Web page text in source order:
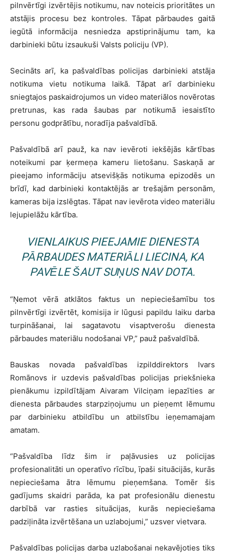
pilnvērtīgi izvērtējis notikumu, nav noteicis prioritātes un
atstājis procesu bez kontroles. Tāpat pārbaudes gaitā
iegūtā informācija nesniedza apstiprinājumu tam, ka
darbinieki būtu izsaukuši Valsts policiju (VP).
Secināts arī, ka pašvaldības policijas darbinieki atstāja
notikuma vietu notikuma laikā. Tāpat arī darbinieku
sniegtajos paskaidrojumos un video materiālos novērotas
pretrunas, kas rada šaubas par notikumā iesaistīto
personu godprātību, noradīja pašvaldībā.
Pašvaldībā arī pauž, ka nav ievēroti iekšējās kārtības
noteikumi par ķermeņa kameru lietošanu. Saskaņā ar
pieejamo informāciju atsevišķās notikuma epizodēs un
brīdī, kad darbinieki kontaktējās ar trešajām personām,
kameras bija izslēgtas. Tāpat nav ievērota video materiālu
lejupielāžu kārtība.
VIENLAIKUS PIEEJAMIE DIENESTA
PĀRBAUDES MATERIĀLI LIECINA, KA
PAVĒLE ŠAUT SUŅUS NAV DOTA.
“Ņemot vērā atklātos faktus un nepieciešamību tos
pilnvērtīgi izvērtēt, komisija ir lūgusi papildu laiku darba
turpināšanai, lai sagatavotu visaptverošu dienesta
pārbaudes materiālu nodošanai VP,” pauž pašvaldībā.
Bauskas novada pašvaldības izpilddirektors Ivars
Romānovs ir uzdevis pašvaldības policijas priekšnieka
pienākumu izpildītājam Aivaram Vilciņam iepazīties ar
dienesta pārbaudes starpziņojumu un pieņemt lēmumu
par darbinieku atbildību un atbilstību ieņemamajam
amatam.
“Pašvaldība līdz šim ir paļāvusies uz policijas
profesionalitāti un operatīvo rīcību, īpaši situācijās, kurās
nepieciešama ātra lēmumu pieņemšana. Tomēr šis
gadījums skaidri parāda, ka pat profesionālu dienestu
darbībā var rasties situācijas, kurās nepieciešama
padziļināta izvērtēšana un uzlabojumi,” uzsver vietvara.
Pašvaldības policijas darba uzlabošanai nekavējoties tiks